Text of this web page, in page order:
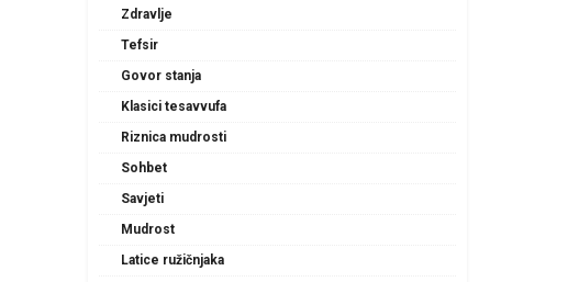
Zdravlje
Tefsir
Govor stanja
Klasici tesavvufa
Riznica mudrosti
Sohbet
Savjeti
Mudrost
Latice ružičnjaka